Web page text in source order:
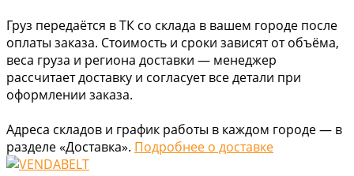
Груз передаётся в ТК со склада в вашем городе после
оплаты заказа. Стоимость и сроки зависят от объёма,
веса груза и региона доставки — менеджер
рассчитает доставку и согласует все детали при
оформлении заказа.
Адреса складов и график работы в каждом городе — в
разделе «Доставка». Подробнее о доставке